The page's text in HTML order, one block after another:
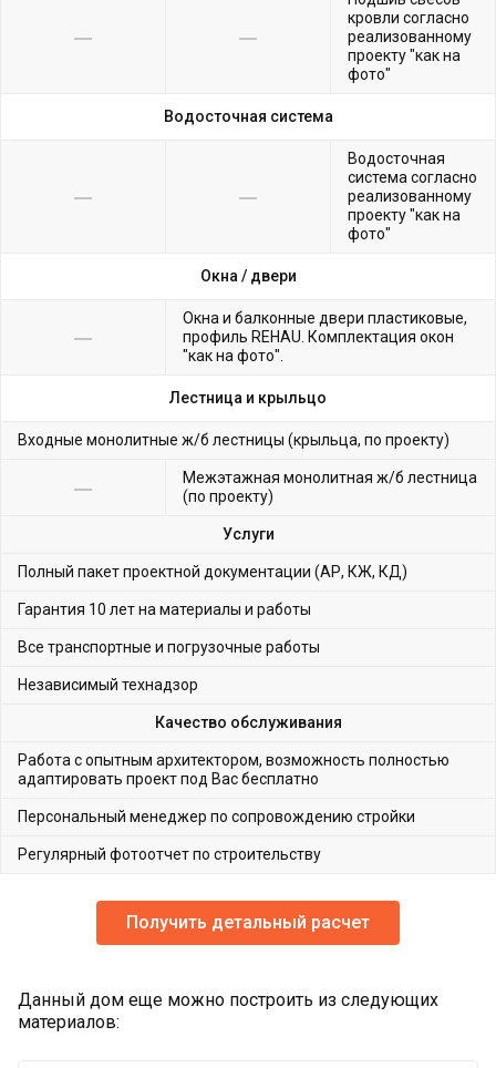
кровли согласно
реализованному
проекту "как на
фото"
Водосточная система
Водосточная
система согласно
реализованному
проекту "как на
фото"
Окна / двери
Окна и балконные двери пластиковые,
профиль REHAU. Комплектация окон
"как на фото".
Лестница и крыльцо
Входные монолитные ж/б лестницы (крыльца, по проекту)
Межэтажная монолитная ж/б лестница
(по проекту)
Услуги
Полный пакет проектной документации (АР, КЖ, КД)
Гарантия 10 лет на материалы и работы
Все транспортные и погрузочные работы
Независимый технадзор
Качество обслуживания
Работа с опытным архитектором, возможность полностью
адаптировать проект под Вас бесплатно
Персональный менеджер по сопровождению стройки
Регулярный фотоотчет по строительству
Получить детальный расчет
Данный дом еще можно построить из следующих
материалов: